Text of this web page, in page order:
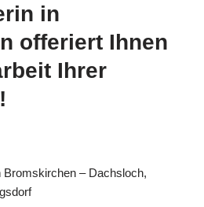
in
offeriert Ihnen
Ihrer
Bromskirchen – Dachsloch,